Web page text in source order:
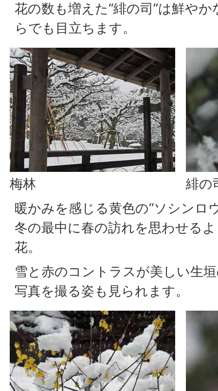
花の数も増えた“緋の司”は鮮や
らでも目立ちます。
梅林
緋の
暖かみを感じる黄色の“ソシンロ
冬の最中に春の訪れを思わせる
花。
雪と赤のコントラスが美しい生
写真を撮る姿も見られます。